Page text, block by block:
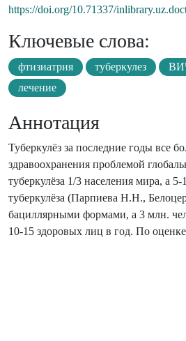
https://doi.org/10.71337/
Ключевые слова:
фтизиатрия туберкулез
лечение
Аннотация
Туберкулёз за последние годы все
здравоохранения проблемой
туберкулёза 1/3 населения мира, а
туберкулёза (Парпиева Н.Н.,
бациллярными формами, а 3 млн.
10-15 здоровых лиц в год. По